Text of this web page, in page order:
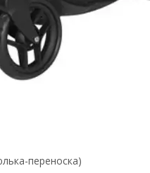
переноска)